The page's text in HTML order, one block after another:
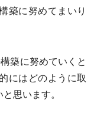
築に努めてまいり
築に努めていくと
にはどのように取
思います。